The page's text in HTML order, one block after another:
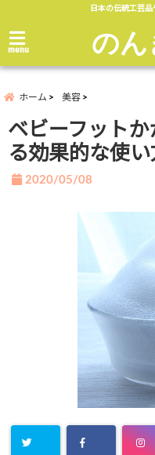
日本の伝統工芸
menu の
ホーム 美容
ベビーフット
る効果的な使
2020/05/08